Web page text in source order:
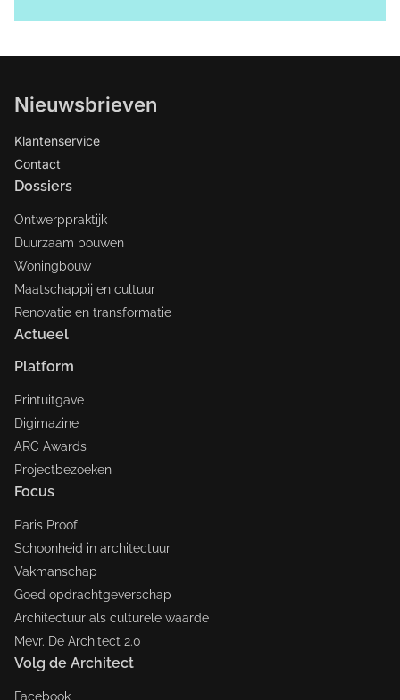
Nieuwsbrieven
Klantenservice
Contact
Dossiers
Ontwerppraktijk
Duurzaam bouwen
Woningbouw
Maatschappij en cultuur
Renovatie en transformatie
Actueel
Platform
Printuitgave
Digimazine
ARC Awards
Projectbezoeken
Focus
Paris Proof
Schoonheid in architectuur
Vakmanschap
Goed opdrachtgeverschap
Architectuur als culturele waarde
Mevr. De Architect 2.0
Volg de Architect
Facebook